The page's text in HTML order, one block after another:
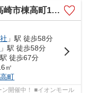
棟高町1期ー③
」駅 徒歩58分
」駅 徒歩58分
駅 徒歩67分
㎡
町
開催中！ ■イオンモール